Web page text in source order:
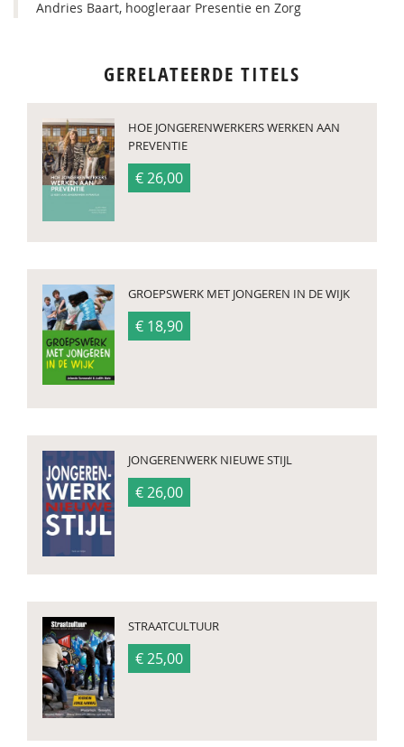
Andries Baart, hoogleraar Presentie en Zorg
GERELATEERDE TITELS
HOE JONGERENWERKERS WERKEN AAN
PREVENTIE
€ 26,00
GROEPSWERK MET JONGEREN IN DE WIJK
€ 18,90
JONGERENWERK NIEUWE STIJL
€ 26,00
STRAATCULTUUR
€ 25,00